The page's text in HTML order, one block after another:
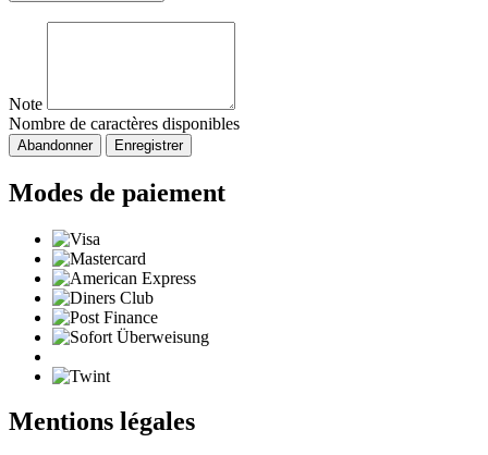
Note
Nombre de caractères disponibles
Abandonner Enregistrer
Modes de paiement
Mentions légales